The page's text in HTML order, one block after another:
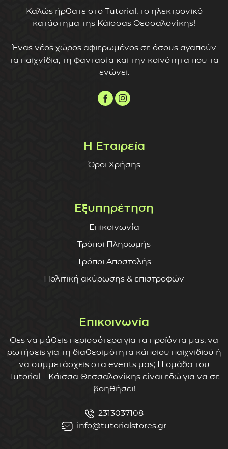
Καλώς ήρθατε στο Tutorial, το ηλεκτρονικό
κατάστημα της Κάισσας Θεσσαλονίκης!
Ένας νέος χώρος αφιερωμένος σε όσους αγαπούν
τα παιχνίδια, τη φαντασία και την κοινότητα που τα
ενώνει.
Η Εταιρεία
Όροι Χρήσης
Εξυπηρέτηση
Επικοινωνία
Τρόποι Πληρωμής
Τρόποι Αποστολής
Πολιτική ακύρωσης & επιστροφών
Επικοινωνία
Θες να μάθεις περισσότερα για τα προϊόντα μας, να
ρωτήσεις για τη διαθεσιμότητα κάποιου παιχνιδιού ή
να συμμετάσχεις στα events μας; Η ομάδα του
Tutorial – Κάισσα Θεσσαλονίκης είναι εδώ για να σε
βοηθήσει!
2313037108
info@tutorialstores.gr